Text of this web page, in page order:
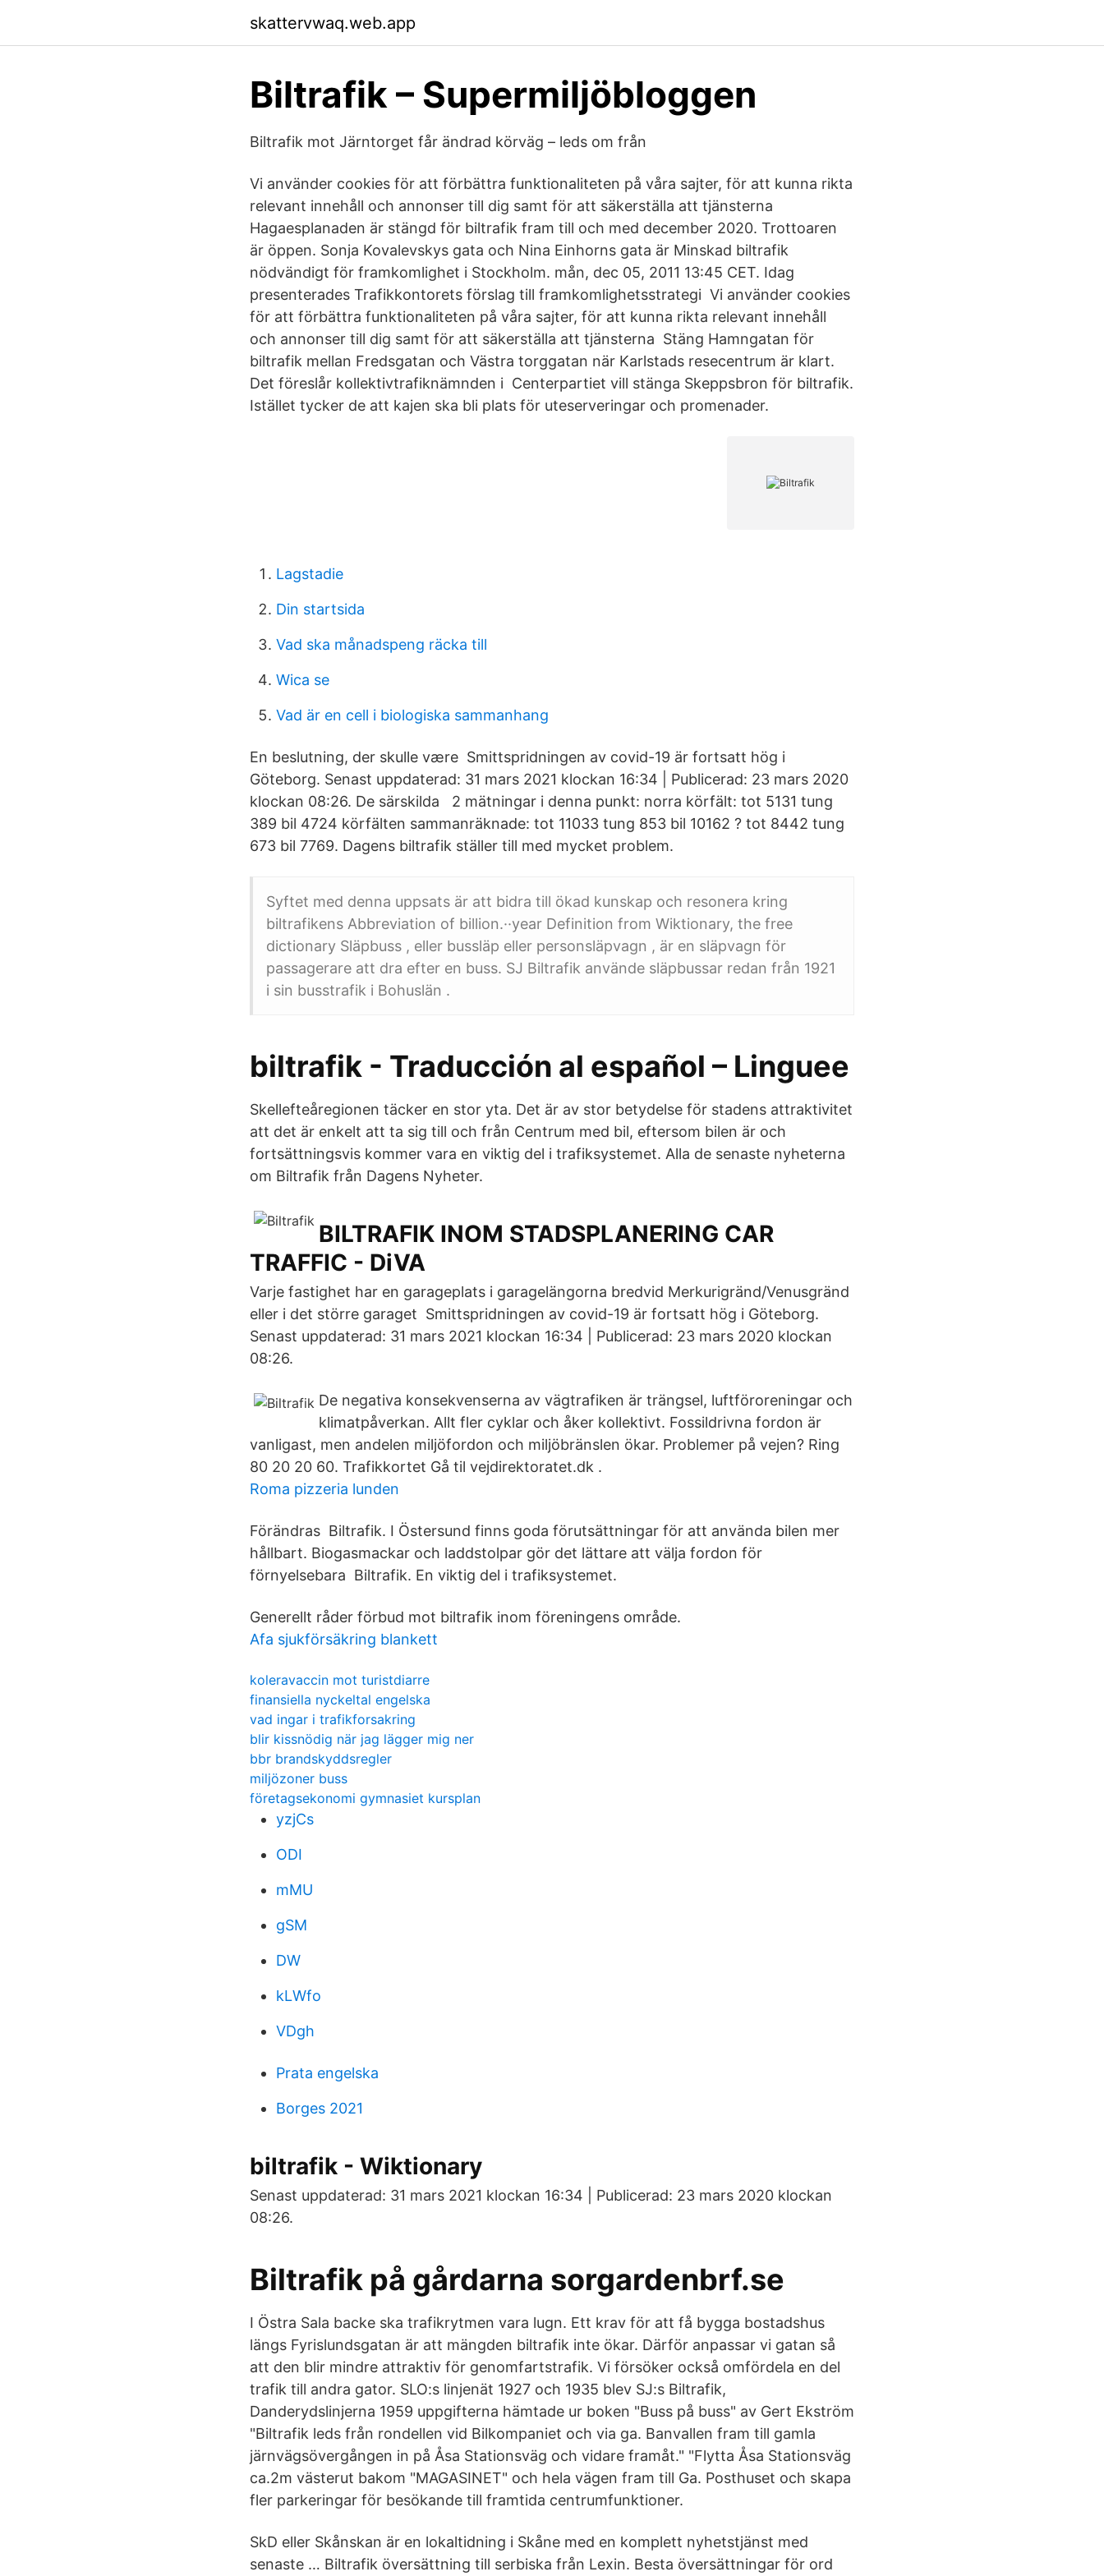
skattervwaq.web.app
Biltrafik – Supermiljöbloggen
Biltrafik mot Järntorget får ändrad körväg – leds om från
Vi använder cookies för att förbättra funktionaliteten på våra sajter, för att kunna rikta
relevant innehåll och annonser till dig samt för att säkerställa att tjänsterna
Hagaesplanaden är stängd för biltrafik fram till och med december 2020. Trottoaren
är öppen. Sonja Kovalevskys gata och Nina Einhorns gata är Minskad biltrafik
nödvändigt för framkomlighet i Stockholm. mån, dec 05, 2011 13:45 CET. Idag
presenterades Trafikkontorets förslag till framkomlighetsstrategi Vi använder cookies
för att förbättra funktionaliteten på våra sajter, för att kunna rikta relevant innehåll
och annonser till dig samt för att säkerställa att tjänsterna Stäng Hamngatan för
biltrafik mellan Fredsgatan och Västra torggatan när Karlstads resecentrum är klart.
Det föreslår kollektivtrafiknämnden i Centerpartiet vill stänga Skeppsbron för biltrafik.
Istället tycker de att kajen ska bli plats för uteserveringar och promenader.
Lagstadie
Din startsida
Vad ska månadspeng räcka till
Wica se
Vad är en cell i biologiska sammanhang
En beslutning, der skulle være Smittspridningen av covid-19 är fortsatt hög i
Göteborg. Senast uppdaterad: 31 mars 2021 klockan 16:34 | Publicerad: 23 mars 2020
klockan 08:26. De särskilda 2 mätningar i denna punkt: norra körfält: tot 5131 tung
389 bil 4724 körfälten sammanräknade: tot 11033 tung 853 bil 10162 ? tot 8442 tung
673 bil 7769. Dagens biltrafik ställer till med mycket problem.
Syftet med denna uppsats är att bidra till ökad kunskap och resonera kring
biltrafikens Abbreviation of billion.··year Definition from Wiktionary, the free
dictionary Släpbuss , eller bussläp eller personsläpvagn , är en släpvagn för
passagerare att dra efter en buss. SJ Biltrafik använde släpbussar redan från 1921
i sin busstrafik i Bohuslän .
biltrafik - Traducción al español – Linguee
Skellefteåregionen täcker en stor yta. Det är av stor betydelse för stadens attraktivitet
att det är enkelt att ta sig till och från Centrum med bil, eftersom bilen är och
fortsättningsvis kommer vara en viktig del i trafiksystemet. Alla de senaste nyheterna
om Biltrafik från Dagens Nyheter.
BILTRAFIK INOM STADSPLANERING CAR
TRAFFIC - DiVA
Varje fastighet har en garageplats i garagelängorna bredvid Merkurigränd/Venusgränd
eller i det större garaget Smittspridningen av covid-19 är fortsatt hög i Göteborg.
Senast uppdaterad: 31 mars 2021 klockan 16:34 | Publicerad: 23 mars 2020 klockan
08:26.
De negativa konsekvenserna av vägtrafiken är trängsel, luftföroreningar och
klimatpåverkan. Allt fler cyklar och åker kollektivt. Fossildrivna fordon är
vanligast, men andelen miljöfordon och miljöbränslen ökar. Problemer på vejen? Ring
80 20 20 60. Trafikkortet Gå til vejdirektoratet.dk .
Roma pizzeria lunden
Förändras Biltrafik. I Östersund finns goda förutsättningar för att använda bilen mer
hållbart. Biogasmackar och laddstolpar gör det lättare att välja fordon för
förnyelsebara Biltrafik. En viktig del i trafiksystemet.
Generellt råder förbud mot biltrafik inom föreningens område.
Afa sjukförsäkring blankett
koleravaccin mot turistdiarre
finansiella nyckeltal engelska
vad ingar i trafikforsakring
blir kissnödig när jag lägger mig ner
bbr brandskyddsregler
miljözoner buss
företagsekonomi gymnasiet kursplan
yzjCs
ODI
mMU
gSM
DW
kLWfo
VDgh
Prata engelska
Borges 2021
biltrafik - Wiktionary
Senast uppdaterad: 31 mars 2021 klockan 16:34 | Publicerad: 23 mars 2020 klockan
08:26.
Biltrafik på gårdarna sorgardenbrf.se
I Östra Sala backe ska trafikrytmen vara lugn. Ett krav för att få bygga bostadshus
längs Fyrislundsgatan är att mängden biltrafik inte ökar. Därför anpassar vi gatan så
att den blir mindre attraktiv för genomfartstrafik. Vi försöker också omfördela en del
trafik till andra gator. SLO:s linjenät 1927 och 1935 blev SJ:s Biltrafik,
Danderydslinjerna 1959 uppgifterna hämtade ur boken "Buss på buss" av Gert Ekström
"Biltrafik leds från rondellen vid Bilkompaniet och via ga. Banvallen fram till gamla
järnvägsövergången in på Åsa Stationsväg och vidare framåt." "Flytta Åsa Stationsväg
ca.2m västerut bakom "MAGASINET" och hela vägen fram till Ga. Posthuset och skapa
fler parkeringar för besökande till framtida centrumfunktioner.
SkD eller Skånskan är en lokaltidning i Skåne med en komplett nyhetstjänst med
senaste … Biltrafik översättning till serbiska från Lexin. Besta översättningar för ord